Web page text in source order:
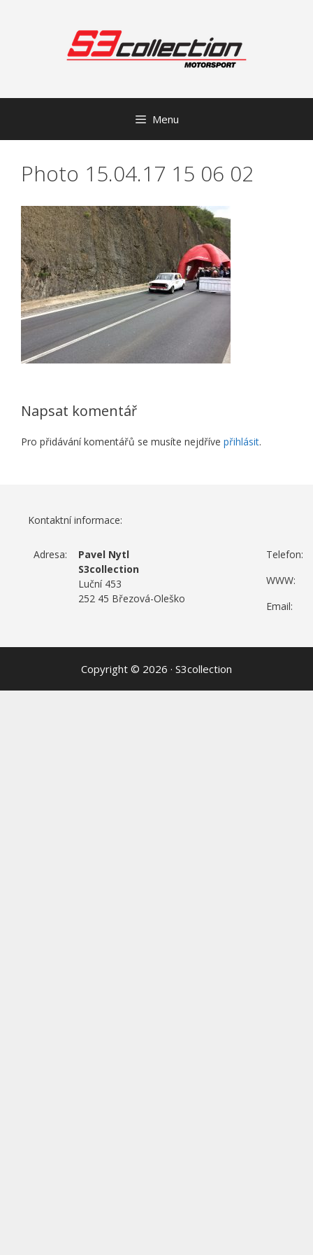
Menu
Photo 15.04.17 15 06 02
Napsat komentář
Pro přidávání komentářů se musíte nejdříve přihlásit.
Kontaktní informace:
Adresa:
Pavel Nytl
S3collection
Luční 453
252 45 Březová-Oleško
Telefon:
WWW:
Email:
Copyright © 2026 · S3collection